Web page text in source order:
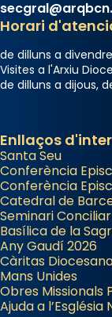
Horari
de dilluns a
Visites a l'Arxiu
de dilluns a dijous,
Enllaços
Santa Seu
Conferència
Conferència
Catedral de
Seminari
Basílica de la
Any Gaudí 2026
Càritas
Mans Unides
Obres Missionals
Ajuda a